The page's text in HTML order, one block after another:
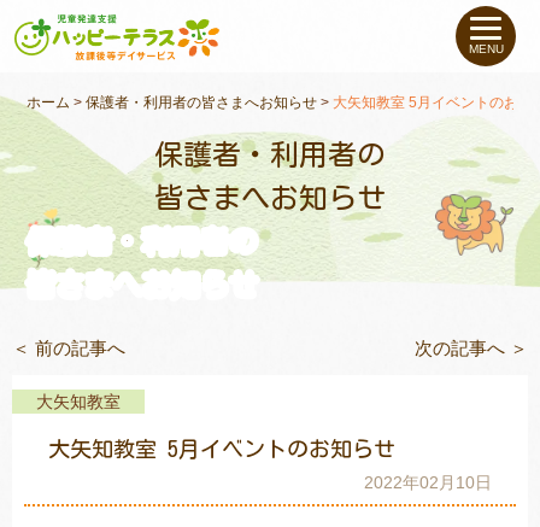
私たちについて
未就学のお子さま（０〜６才）
小学生〜高校生の お子さま
支援事例
教室一覧
MENU
ホーム >保護者・利用者の皆さまへお知らせ > 大矢知教室 5月イベントのお知
保護者・利用者の
皆さまへお知らせ
保護者・利用者の
皆さまへお知らせ
＜ 前の記事へ 次の記事へ ＞
大矢知教室
大矢知教室 5月イベントのお知らせ
2022年02月10日